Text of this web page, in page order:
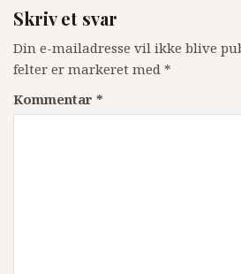
Skriv et svar
Din e-mailadresse vil ikke blive
felter er markeret med *
Kommentar *